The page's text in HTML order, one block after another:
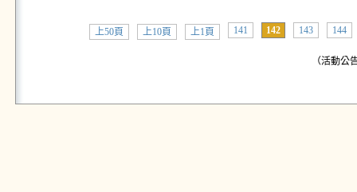
上50頁 上10頁 上1頁 141 142 143 144
（活動公